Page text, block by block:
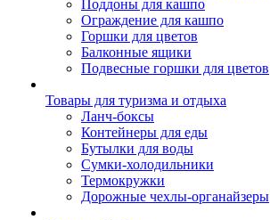
Поддоны для кашпо
Ограждение для кашпо
Горшки для цветов
Балконные ящики
Подвесные горшки для цветов
Товары для туризма и отдыха
Ланч-боксы
Контейнеры для еды
Бутылки для воды
Сумки-холодильники
Термокружки
Дорожные чехлы-органайзеры